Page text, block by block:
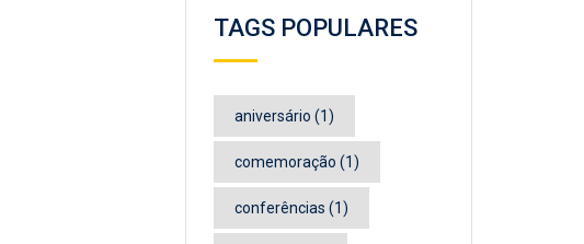
TAGS POPULARES
aniversário (1)
comemoração (1)
conferências (1)